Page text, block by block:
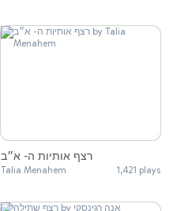
רצף אותיות ה- א״ב
Talia Menahem 1,421 plays